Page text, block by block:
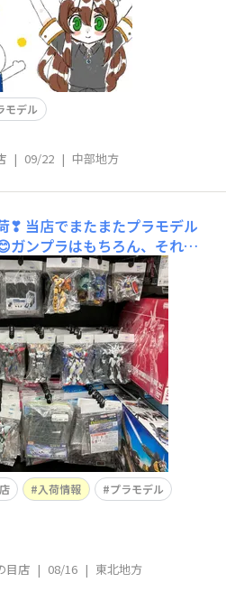
モデル
| 09/22 | 中部地方
❣ 当店でまたまたプラモデル
ガンプラはもちろん、それ以
開中☝こちらは何らかの難あり
器がない、手がない、汚れがあ
💰組立済キットは飾るだけで
は、パーツ取りをしたり、カス
入荷情報
プラモデル
目店 | 08/16 | 東北地方